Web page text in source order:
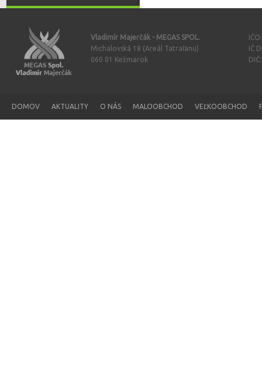
Vladimír Majerčák - MEGAS SPOL.
Michalovská 18 (Areál Tatraľanu)
060 01 Kežmarok
IČ
DOMOV AKTUALITY O NÁS MALOOBCHOD VEĽKOOBCHOD